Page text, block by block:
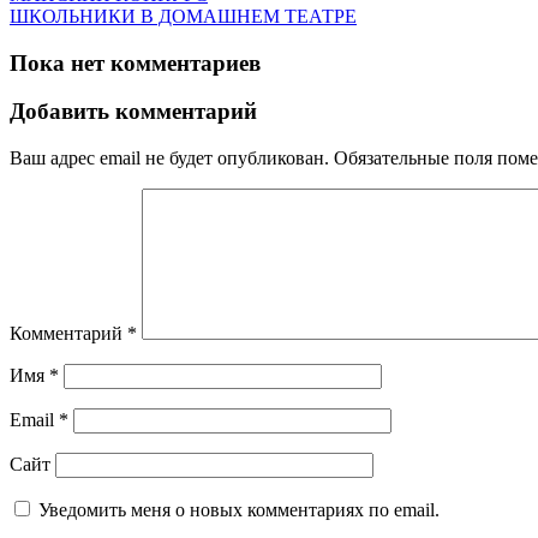
ШКОЛЬНИКИ В ДОМАШНЕМ ТЕАТРЕ
Пока нет комментариев
Добавить комментарий
Ваш адрес email не будет опубликован. Обязательные поля
Комментарий *
Имя *
Email *
Сайт
Уведомить меня о новых комментариях по email.